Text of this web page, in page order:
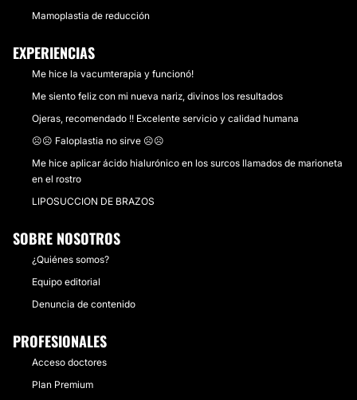
Mamoplastia de reducción
EXPERIENCIAS
Me hice la vacumterapia y funcionó!
Me siento feliz con mi nueva nariz, divinos los resultados
Ojeras, recomendado !! Excelente servicio y calidad humana
☹️☹️ Faloplastia no sirve ☹️☹️
Me hice aplicar ácido hialurónico en los surcos llamados de marioneta
en el rostro
LIPOSUCCION DE BRAZOS
SOBRE NOSOTROS
¿Quiénes somos?
Equipo editorial
Denuncia de contenido
PROFESIONALES
Acceso doctores
Plan Premium